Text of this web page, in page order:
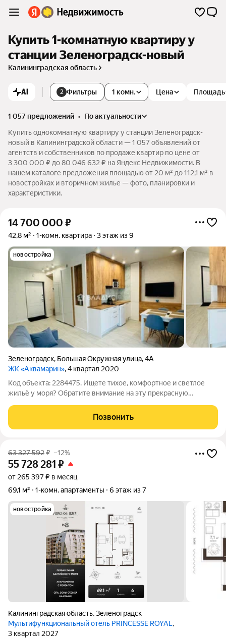
Купить 1-комнатную квартиру у
станции Зеленоградск-новый
Калининградская область
AI 2 Фильтры 1 комн. Цена Площадь
1 057 предложений •
по актуальности
Купить однокомнатную квартиру у станции Зеленоградск-
новый в Калининградской области — 1 057 объявлений от
агентств и собственников по продаже квартир по цене от
3 300 000 ₽ до 80 046 632 ₽ на Яндекс Недвижимости. В
нашем каталоге предложения площадью от 20 м² до 112,1 м² в
новостройках и вторичном жилье — фото, планировки и
характеристики.
14 700 000 ₽
42,8 м² 1-комн. квартира 3 этаж из 9
новостройка
Зеленоградск, Большая Окружная улица,4А
ЖК «Аквамарин», 4 квартал 2020
Код объекта: 2284475. Ищете тихое, комфортное и светлое
жильё у моря? Обратите внимание на эту прекрасную
дома:
Позвонить
63 327 592₽ –12%
55 728 281 ₽
от 265 397 ₽ в месяц
69,1 м²
1-комн. апартаменты 6 этаж из 7
новостройка
Калининградская область,Зеленоградск
Мультифункциональный отель PRINCESSE ROYAL ,
3 квартал 2027